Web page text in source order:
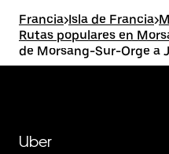
Francia>Isla de Francia>
Rutas populares en
de Morsang-Sur-Orge a
Uber